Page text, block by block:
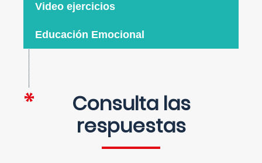
Video ejercicios
Educación Emocional
Consulta las
respuestas